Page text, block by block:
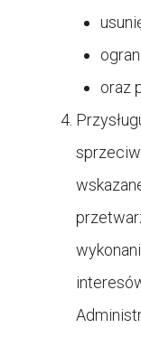
oraz